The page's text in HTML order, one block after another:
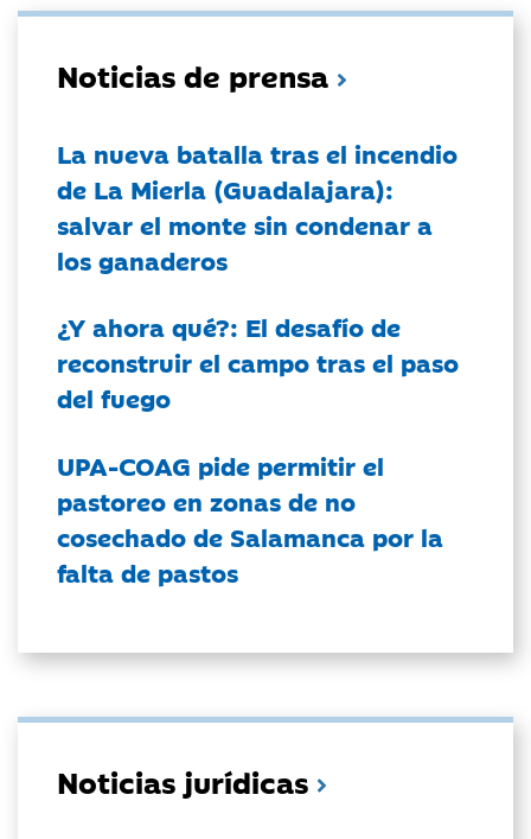
Noticias de prensa
La nueva batalla tras el incendio
de La Mierla (Guadalajara):
salvar el monte sin condenar a
los ganaderos
¿Y ahora qué?: El desafío de
reconstruir el campo tras el paso
del fuego
UPA-COAG pide permitir el
pastoreo en zonas de no
cosechado de Salamanca por la
falta de pastos
Noticias jurídicas